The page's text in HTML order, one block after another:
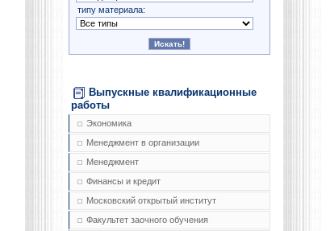
типу материала:
Выпускные квалификационные
работы
Экономика
Менеджмент в организации
Менеджмент
Финансы и кредит
Московский открытый институт
Факультет заочного обучения